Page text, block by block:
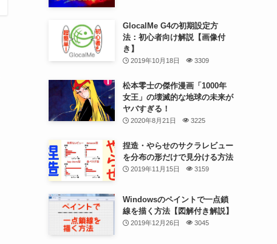
GlocalMe G4の初期設定方
法：初心者向け解説【画像付
き】
2019年10月18日 3309
松本零士の傑作漫画「1000年
女王」の壊滅的な地球の未来が
ヤバすぎる！
2020年8月21日 3225
捏造・やらせのサクラレビュー
を分布の形だけで見分ける方法
2019年11月15日 3159
Windowsのペイントで一点鎖
線を描く方法【図解付き解説】
2019年12月26日 3045